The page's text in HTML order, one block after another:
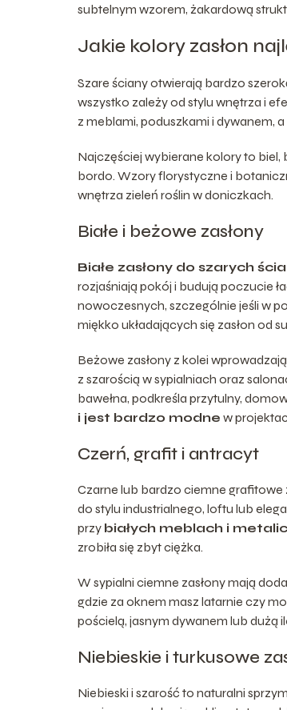
subtelnym wzorem, żakardową
Jakie kolory zasłon
Szare ściany otwierają bardzo
wszystko zależy od stylu wnętrza i
z meblami, poduszkami i dywanem,
Najczęściej wybierane kolory to biel,
bordo. Wzory florystyczne i
wnętrza zieleń roślin w doniczkach.
Białe i beżowe zasłony
Białe zasłony do szarych
rozjaśniają pokój i budują poczucie
nowoczesnych, szczególnie jeśli w
miękko układających się zasłon od
Beżowe zasłony z kolei
z szarością w sypialniach oraz
bawełna, podkreśla przytulny,
i jest bardzo modne w
Czerń, grafit i antracyt
Czarne lub bardzo ciemne grafitowe
do stylu industrialnego, loftu lub
przy białych meblach i
zrobiła się zbyt ciężka.
W sypialni ciemne zasłony mają
gdzie za oknem masz latarnie czy
pościelą, jasnym dywanem lub dużą
Niebieskie i turkusowe
Niebieski i szarość to naturalni